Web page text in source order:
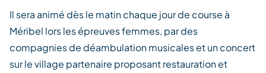
Il sera animé dès le matin chaque jour de course à
Méribel lors les épreuves femmes, par des
compagnies de déambulation musicales et un concert
sur le village partenaire proposant restauration et